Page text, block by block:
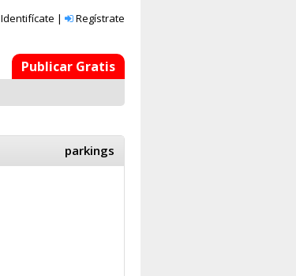
Identifícate | Regístrate
Publicar Gratis
parkings